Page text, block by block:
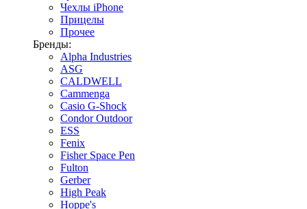
Чехлы iPhone
Прицелы
Прочее
Бренды:
Alpha Industries
ASG
CALDWELL
Cammenga
Casio G-Shock
Condor Outdoor
ESS
Fenix
Fisher Space Pen
Fulton
Gerber
High Peak
Hoppe's